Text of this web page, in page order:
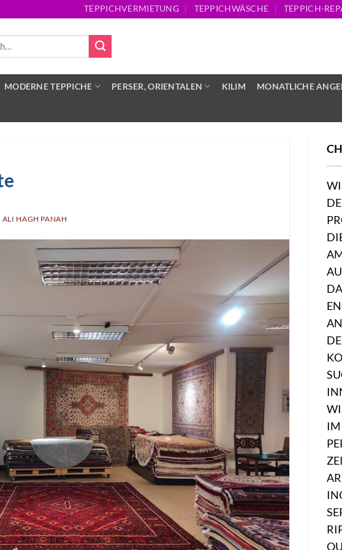
TEPPICHVERMIETUNG TEPPICHWÄSCHE TEPPICH-
MODERNE TEPPICHE PERSER, ORIENTALEN KILIM MONATLICHE
ALI HAGH PANAH
IM